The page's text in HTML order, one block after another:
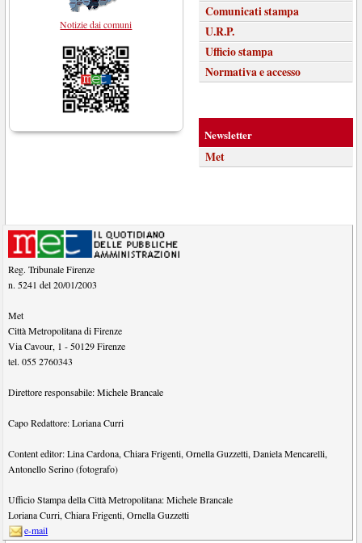
Notizie dai comuni
Comunicati stampa
U.R.P.
Ufficio stampa
Normativa e accesso
Newsletter
Met
Reg. Tribunale Firenze
n. 5241 del 20/01/2003
Met
Città Metropolitana di Firenze
Via Cavour, 1 - 50129 Firenze
tel.055 2760343
Direttore responsabile:Michele Brancale
Capo Redattore:Loriana Curri
Content editor:Lina Cardona,Chiara Frigenti,Ornella Guzzetti,Daniela Mencarelli,
Antonello Serino (fotografo)
Ufficio Stampa della Città Metropolitana:Michele Brancale
Loriana Curri,Chiara Frigenti,Ornella Guzzetti
e-mail